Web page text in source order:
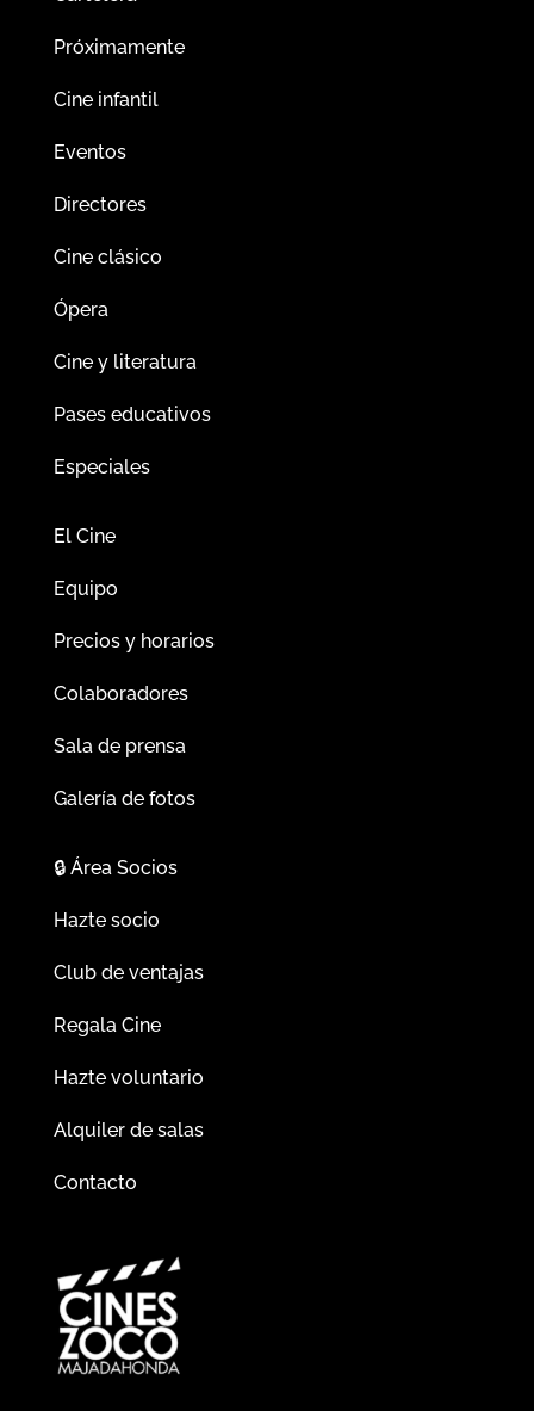
Próximamente
Cine infantil
Eventos
Directores
Cine clásico
Ópera
Cine y literatura
Pases educativos
Especiales
El Cine
Equipo
Precios y horarios
Colaboradores
Sala de prensa
Galería de fotos
🔒Área Socios
Hazte socio
Club de ventajas
Regala Cine
Hazte voluntario
Alquiler de salas
Contacto